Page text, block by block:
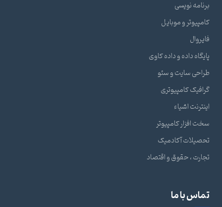
برنامه نویسی
کامپیوتر و موبایل
فایروال
پایگاه داده و داده کاوی
طراحی سایت و سئو
گرافیک کامپیوتری
اینترنت اشیاء
سخت افزار کامپیوتر
تحصیلات آکادمیک
تجارت ، حقوق و اقتصاد
تماس با ما